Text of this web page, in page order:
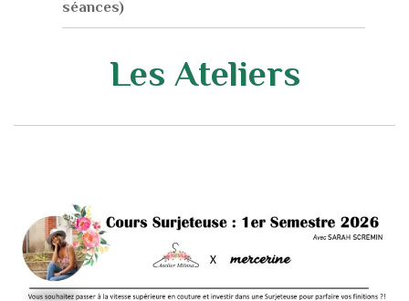
séances)
Les Ateliers